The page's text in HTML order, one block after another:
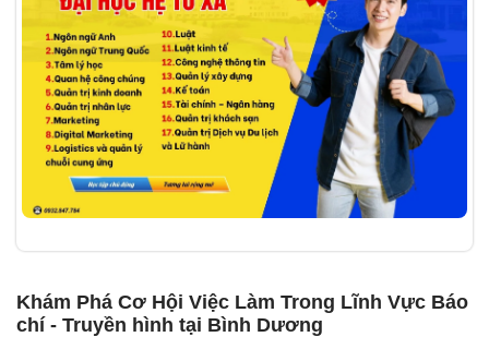
Khám Phá Cơ Hội Việc Làm Trong Lĩnh Vực Báo
chí - Truyền hình tại Bình Dương